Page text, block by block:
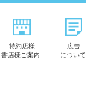
特約店様
書店様ご案内
広告
について